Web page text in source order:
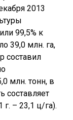
2013
99,5% к
39,0 млн. га,
составил
млн. тонн, в
составляет
г. – 23,1 ц/га).